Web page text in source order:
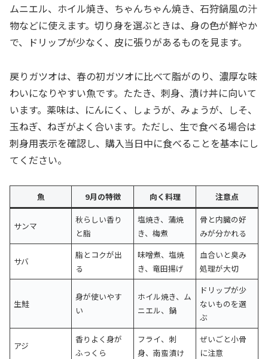
ムニエル、ホイル焼き、ちゃんちゃん焼き、石狩鍋風の汁
物などに使えます。切り身を選ぶときは、身の色が鮮やか
で、ドリップが少なく、皮に張りがあるものを見ます。
戻りガツオは、春の初ガツオに比べて脂がのり、濃厚な味
わいになりやすい魚です。たたき、刺身、漬け丼に向いて
います。薬味は、にんにく、しょうが、みょうが、しそ、
玉ねぎ、ねぎがよく合います。ただし、生で食べる場合は
刺身用表示を確認し、購入当日中に食べることを基本にし
てください。
魚 9月の特徴 向く料理 注意点
サンマ
秋らしい香り
と脂
塩焼き、蒲焼
き、梅煮
骨と内臓の好
みが分かれる
サバ
脂とコクが出
る
味噌煮、塩焼
き、竜田揚げ
血合いと臭み
処理が大切
生鮭
身が使いやす
い
ホイル焼き、ム
ニエル、鍋
ドリップが少
ないものを選
ぶ
アジ
香りよく身が
ふっくら
フライ、刺
身、南蛮漬け
ぜいごと小骨
に注意